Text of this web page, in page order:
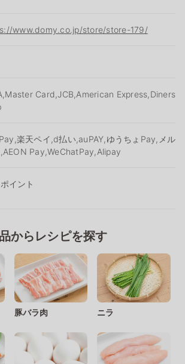
www.domy.co.jp/store/store-179/
Card,JCB,American Express,Diners
楽天ペイ,d払い,auPAY,ゆうちょPay,メル
Pay,WeChatPay,Alipay
イント
からレシピを探す
豚バラ肉 ニラ